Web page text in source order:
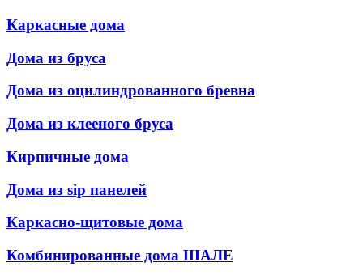
Каркасные дома
Дома из бруса
Дома из оцилиндрованного бревна
Дома из клееного бруса
Кирпичные дома
Дома из sip панелей
Каркасно-щитовые дома
Комбинированные дома ШАЛЕ